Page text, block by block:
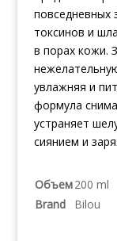
повседневных
токсинов и
в порах кожи.
увлажняя и
формула
устраняет
сиянием и
Объем200 ml
Brand
Bilou